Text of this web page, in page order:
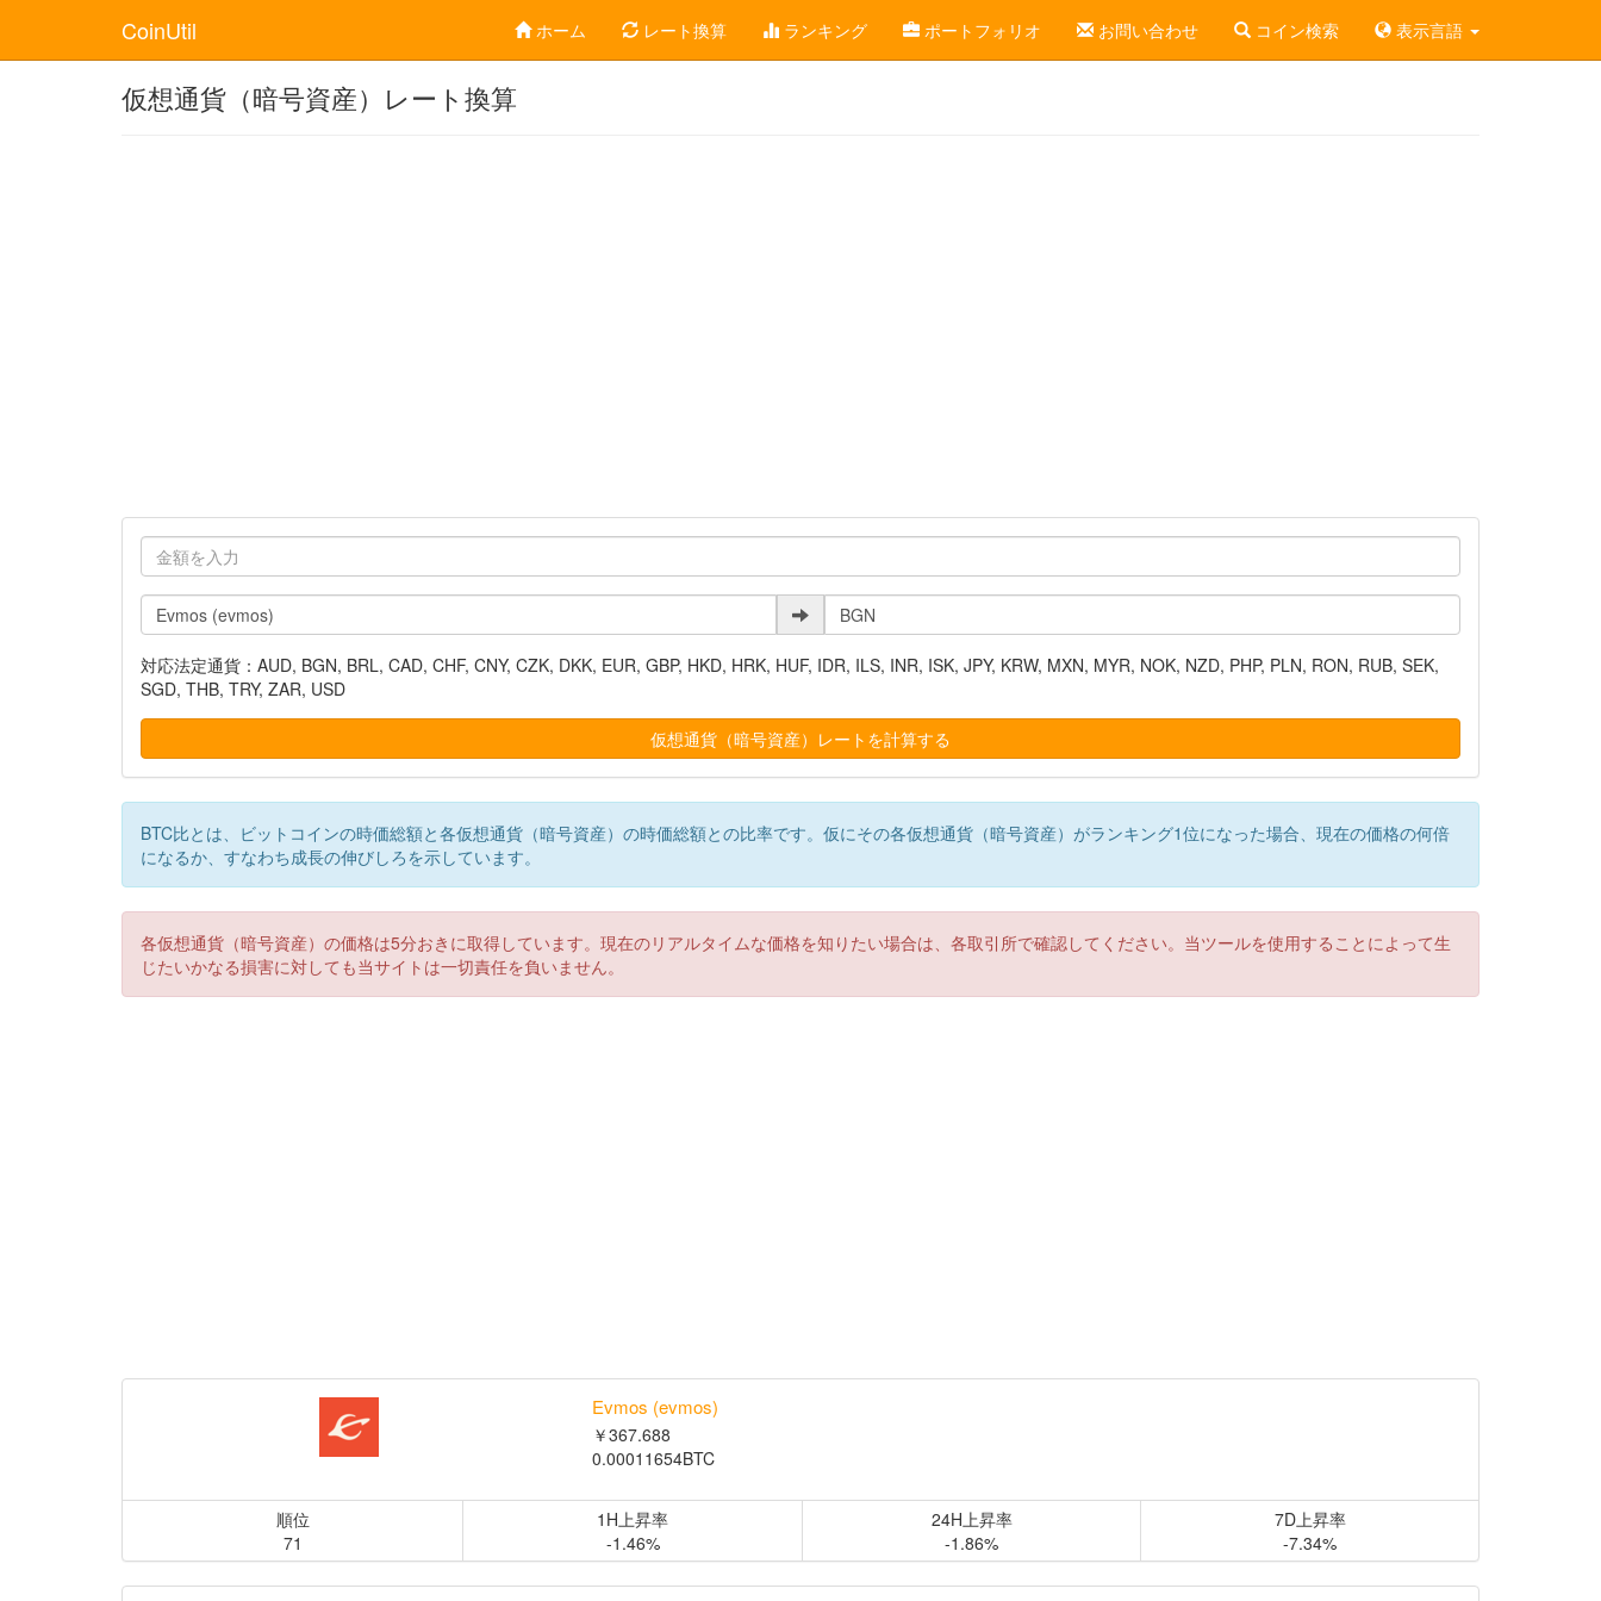
CoinUtil ホーム レート換算 ランキング ポートフォリオ お問い合わせ コイン検索 表示言語
仮想通貨（暗号資産）レート換算
対応法定通貨：AUD, BGN, BRL, CAD, CHF, CNY, CZK, DKK, EUR, GBP, HKD, HRK, HUF, IDR, ILS, INR, ISK, JPY, KRW, MXN, MYR, NOK, NZD, PHP, PLN, RON, RUB, SEK,
SGD, THB, TRY, ZAR, USD
BTC比とは、ビットコインの時価総額と各仮想通貨（暗号資産）の時価総額との比率です。仮にその各仮想通貨（暗号資産）がランキング1位になった場合、現在の価格の何倍
になるか、すなわち成長の伸びしろを示しています。
各仮想通貨（暗号資産）の価格は5分おきに取得しています。現在のリアルタイムな価格を知りたい場合は、各取引所で確認してください。当ツールを使用することによって生
じたいかなる損害に対しても当サイトは一切責任を負いません。
Evmos (evmos)
￥367.688
0.00011654BTC
順位
71
1H上昇率
-1.46%
24H上昇率
-1.86%
7D上昇率
-7.34%